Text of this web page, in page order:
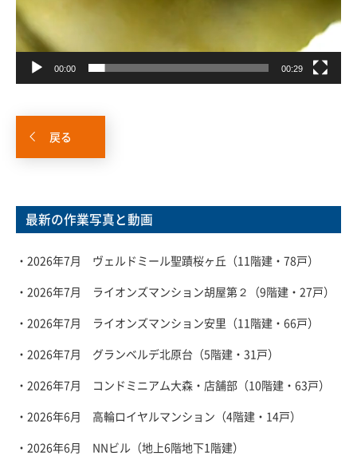
00:00 00:29
戻る
最新の作業写真と動画
・2026年7月 ヴェルドミール聖蹟桜ヶ丘（11階建・78戸）
・2026年7月 ライオンズマンション胡屋第２（9階建・27戸）
・2026年7月 ライオンズマンション安里（11階建・66戸）
・2026年7月 グランベルデ北原台（5階建・31戸）
・2026年7月 コンドミニアム大森・店舗部（10階建・63戸）
・2026年6月 高輪ロイヤルマンション（4階建・14戸）
・2026年6月 NNビル（地上6階地下1階建）